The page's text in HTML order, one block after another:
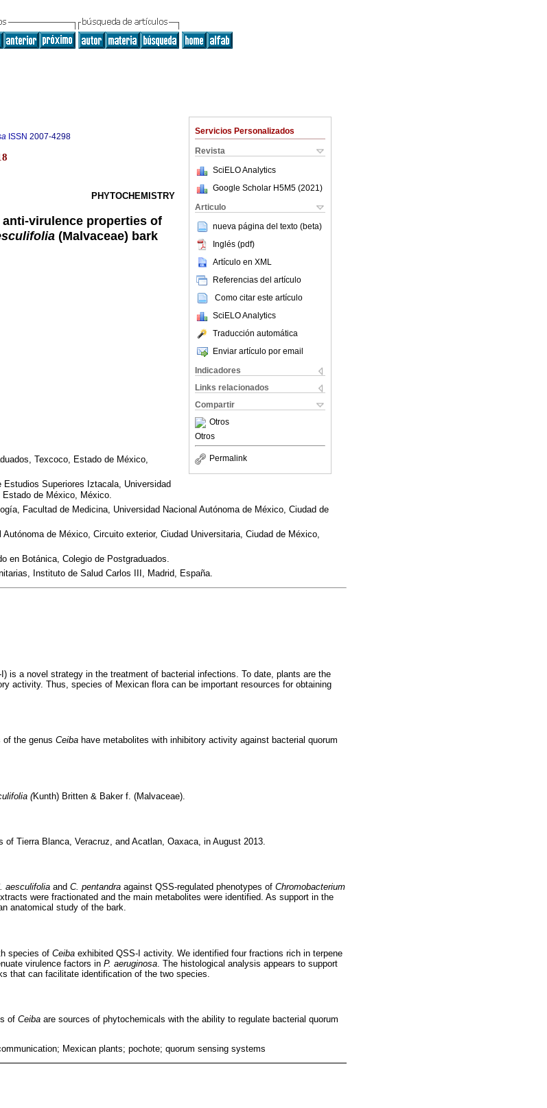
Servicios Personalizados
Revista
SciELO Analytics
Google Scholar H5M5 (2021 )
Articulo
nueva página del texto (beta)
Inglés (pdf)
Artículo en XML
Referencias del artículo
Como citar este artículo
SciELO Analytics
Traducción automática
Enviar artículo por email
Indicadores
Links relacionados
Compartir
Otros
Otros
Permalink
ISSN 2007-4298
PHYTOCHEMISTRY
virulence properties of
(Malvaceae) bark
Texcoco, Estado de México,
Superiores Iztacala, Universidad
de México, México.
Facultad de Medicina, Universidad Nacional Autónoma de México, Ciudad de
de México, Circuito exterior, Ciudad Universitaria, Ciudad de México,
en Botánica, Colegio de Postgraduados.
Instituto de Salud Carlos III, Madrid, España.
is a novel strategy in the treatment of bacterial infections. To date, plants are the
activity. Thus, species of Mexican flora can be important resources for obtaining
the genus Ceiba have metabolites with inhibitory activity against bacterial quorum
(Kunth) Britten & Baker f. (Malvaceae).
of Tierra Blanca, Veracruz, and Acatlan, Oaxaca, in August 2013.
aesculifolia and C. pentandra against QSS-regulated phenotypes of Chromobacterium
were fractionated and the main metabolites were identified. As support in the
anatomical study of the bark.
species of Ceiba exhibited QSS-I activity. We identified four fractions rich in terpene
virulence factors in P. aeruginosa . The histological analysis appears to support
that can facilitate identification of the two species.
of Ceiba are sources of phytochemicals with the ability to regulate bacterial quorum
Mexican plants; pochote; quorum sensing systems